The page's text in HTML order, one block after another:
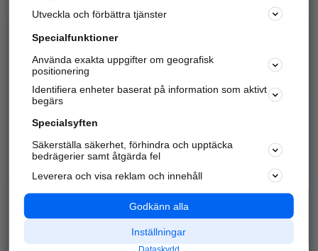
Marknadsför företaget
Kom igång och annonsera mot
samarbetspartners nära dig.
Alla kategorier
Populära sökningar
API & Kartor
Annonsera
Integritet
Nödnummer
Utveckla och förbättra tjänster
Specialfunktioner
Använda exakta uppgifter om geografisk
positionering
Identifiera enheter baserat på information som aktivt
begärs
Specialsyften
Säkerställa säkerhet, förhindra och upptäcka
bedrägerier samt åtgärda fel
Leverera och visa reklam och innehåll
Godkänn alla
Inställningar
Dataskydd